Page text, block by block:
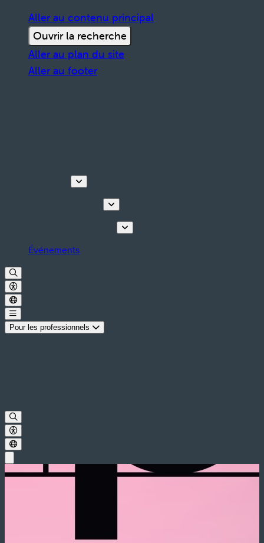
Aller au contenu principal
Ouvrir la recherche
Aller au plan du site
Aller au footer
Événements
Pour les professionnels